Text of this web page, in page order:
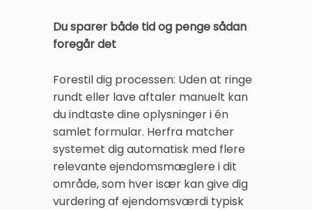
Du sparer både tid og penge sådan
foregår det
Forestil dig processen: Uden at ringe
rundt eller lave aftaler manuelt kan
du indtaste dine oplysninger i én
samlet formular. Herfra matcher
systemet dig automatisk med flere
relevante ejendomsmæglere i dit
område, som hver især kan give dig
vurdering af ejendomsværdi typisk